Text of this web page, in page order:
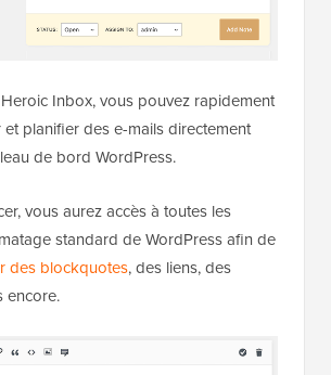
Inbox, vous pouvez rapidement
et planifier des e-mails directement
de bord WordPress.
vous aurez accès à toutes les
standard de WordPress afin de
des blockquotes, des liens, des
encore.